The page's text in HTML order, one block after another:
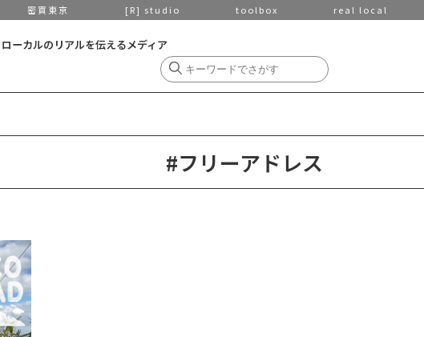
密買東京 [R] studio toolbox real local
ローカルのリアルを伝えるメディア
#フリーアドレス